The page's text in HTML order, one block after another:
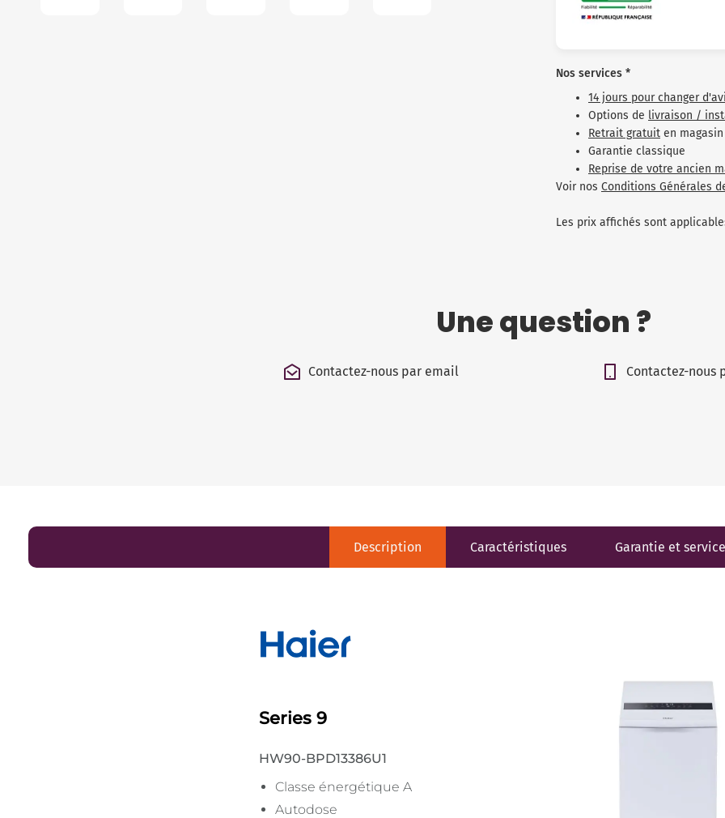
Nos services *
14 jours pour changer
Options de livraison /
Retrait gratuit en magasin
Garantie classique
Reprise de votre ancien
Voir nos Conditions Générales
Les prix affichés sont
Une question ?
Contactez-nous par email Contactez-nous
Description Caractéristiques Garantie et
Series 9
HW90-BPD13386U1
Classe énergétique A
Autodose